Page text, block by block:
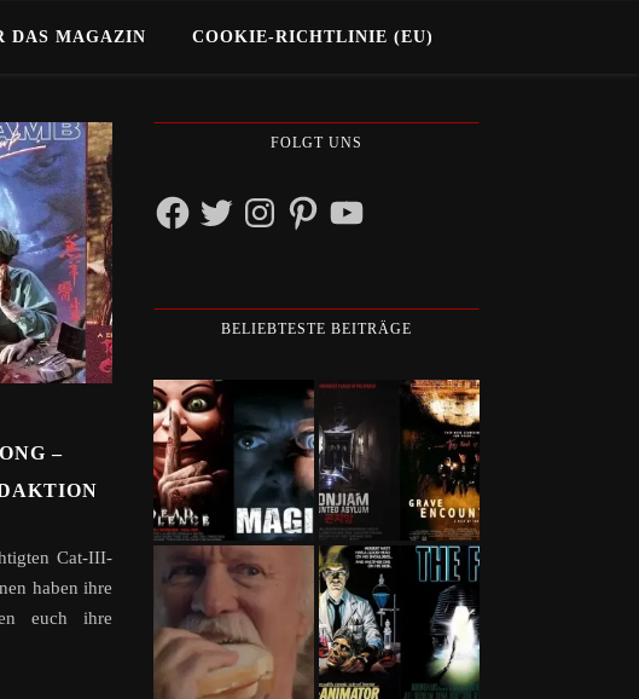
DAS MAGAZIN COOKIE-RICHTLINIE (EU)
–
Cat-III-
haben ihre
euch ihre
FOLGT UNS
FacebookTwitterInstagramPinterestYouTube
BELIEBTESTE BEITRÄGE